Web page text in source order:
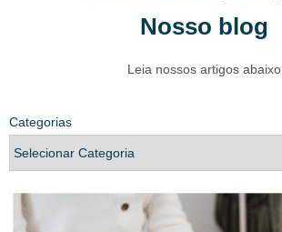
Nosso blog
Leia nossos artigos abaixo
Categorias